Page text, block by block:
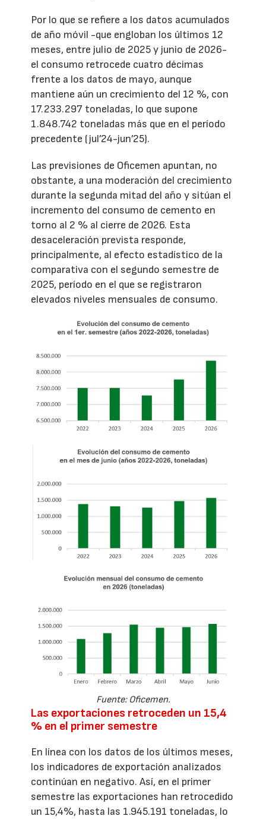
Por lo que se refiere a los datos acumulados
de año móvil -que engloban los últimos 12
meses, entre julio de 2025 y junio de 2026-
el consumo retrocede cuatro décimas
frente a los datos de mayo, aunque
mantiene aún un crecimiento del 12 %, con
17.233.297 toneladas, lo que supone
1.848.742 toneladas más que en el período
precedente (jul’24-jun’25).
Las previsiones de Oficemen apuntan, no
obstante, a una moderación del crecimiento
durante la segunda mitad del año y sitúan el
incremento del consumo de cemento en
torno al 2 % al cierre de 2026. Esta
desaceleración prevista responde,
principalmente, al efecto estadístico de la
comparativa con el segundo semestre de
2025, período en el que se registraron
elevados niveles mensuales de consumo.
Fuente: Oficemen.
Las exportaciones retroceden un 15,4
% en el primer semestre
En línea con los datos de los últimos meses,
los indicadores de exportación analizados
continúan en negativo. Así, en el primer
semestre las exportaciones han retrocedido
un 15,4%, hasta las 1.945.191 toneladas, lo